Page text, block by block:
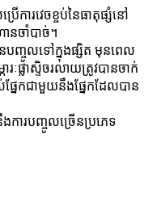
ើការវេចខ្ចប់នៃធាតុផ្សំនៅ
ានចាំបាច់។
បញ្ចូលទៅក្នុងផ្សិត មុនពេល
ៈផ្លាស្ទិចរលាយត្រូវបានចាក់
នែក​ជាមួយ​នឹង​ផ្នែក​ដែល​បាន​
ការបញ្ចូលច្រើនប្រភេទ